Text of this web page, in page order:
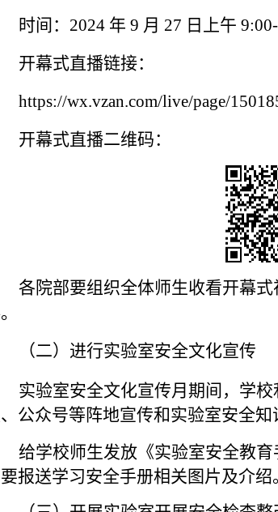
时间 ： 2024 年 9 月 27 日上午
开幕式直播链接：
https://wx.vzan.com/live/page/
开幕式直播二维码：
各院部要组织全体师生收看开幕式
（二）进行实验室安全文化宣传
实验室安全文化宣传月期间，学校
、公众号等阵地宣传和实验室安全知
给学校师生发放《实验室安全教
报送学习安全手册相关图片及介绍